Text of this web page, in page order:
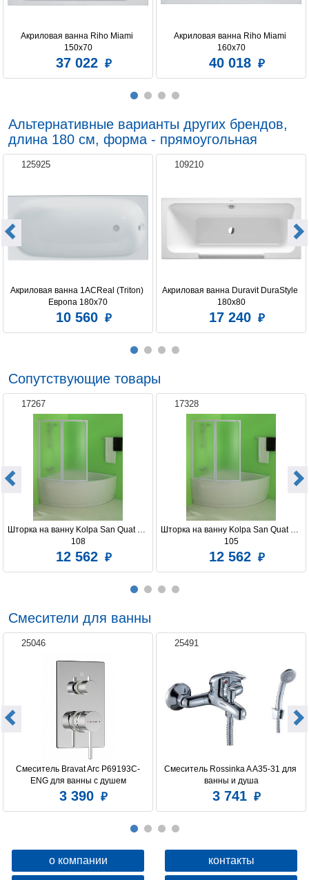
Акриловая ванна Riho Miami
150x70
37 022
Акриловая ванна Riho Miami
160x70
40 018
Альтернативные варианты других брендов,
длина 180 см, форма - прямоугольная
125925
Акриловая ванна 1ACReal (Triton)
Европа 180x70
10 560
109210
Акриловая ванна Duravit DuraStyle
180x80
17 240
Сопутствующие товары
17267
Шторка на ванну Kolpa San Quat TP
108
12 562
17328
Шторка на ванну Kolpa San Quat TP
105
12 562
Смесители для ванны
25046
Смеситель Bravat Arc P69193C-
ENG для ванны с душем
3 390
25491
Смеситель Rossinka A A35-31 для
ванны и душа
3 741
о компании контакты